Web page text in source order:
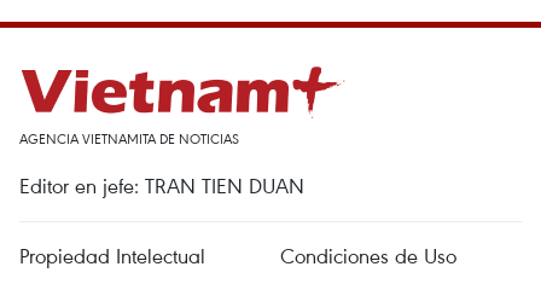
AGENCIA VIETNAMITA DE NOTICIAS
Editor en jefe: TRAN TIEN DUAN
Propiedad Intelectual
Condiciones de Uso